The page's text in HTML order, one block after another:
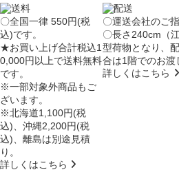
〇全国一律 550円(税
込)です。
★お買い上げ合計税込1
0,000円以上で送料無料
です。
※一部対象外商品もご
ざいます。
※北海道1,100円(税
込)、沖縄2,200円(税
込)、離島は別途見積
り。
詳しくはこちら
〇運送会社のご
〇長さ240cm（
型荷物となり、
合は1階でのお渡
詳しくはこちら